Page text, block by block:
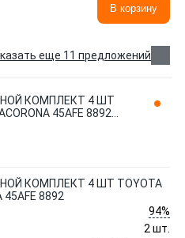
В корзину
еще 11 предложений
КОМПЛЕКТ 4 ШТ
45AFE 8892
КОМПЛЕКТ 4 ШТ TOYOTA
45AFE 8892
94%
2 шт.